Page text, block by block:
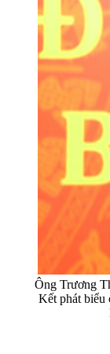
Ông Trương
Kết phát biểu